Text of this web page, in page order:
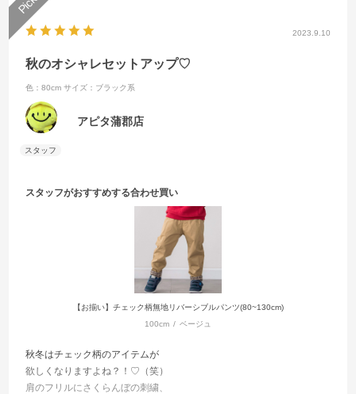
2023.9.10
秋のオシャレセットアップ♡
色：80cm サイズ：ブラック系
アピタ蒲郡店
スタッフがおすすめする合わせ買い
【お揃い】チェック柄無地リバーシブルパンツ(80~130cm)
100cm
ベージュ
秋冬はチェック柄のアイテムが
欲しくなりますよね？！♡（笑）
肩のフリルにさくらんぼの刺繍、